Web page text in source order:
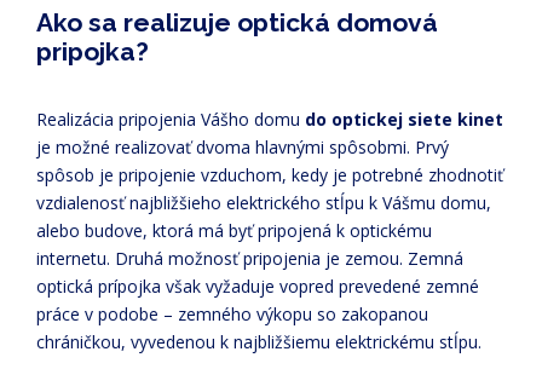
Ako sa realizuje optická domová
pripojka?
Realizácia pripojenia Vášho domu do optickej siete kinet
je možné realizovať dvoma hlavnými spôsobmi. Prvý
spôsob je pripojenie vzduchom, kedy je potrebné zhodnotiť
vzdialenosť najbližšieho elektrického stĺpu k Vášmu domu,
alebo budove, ktorá má byť pripojená k optickému
internetu. Druhá možnosť pripojenia je zemou. Zemná
optická prípojka však vyžaduje vopred prevedené zemné
práce v podobe – zemného výkopu so zakopanou
chráničkou, vyvedenou k najbližšiemu elektrickému stĺpu.